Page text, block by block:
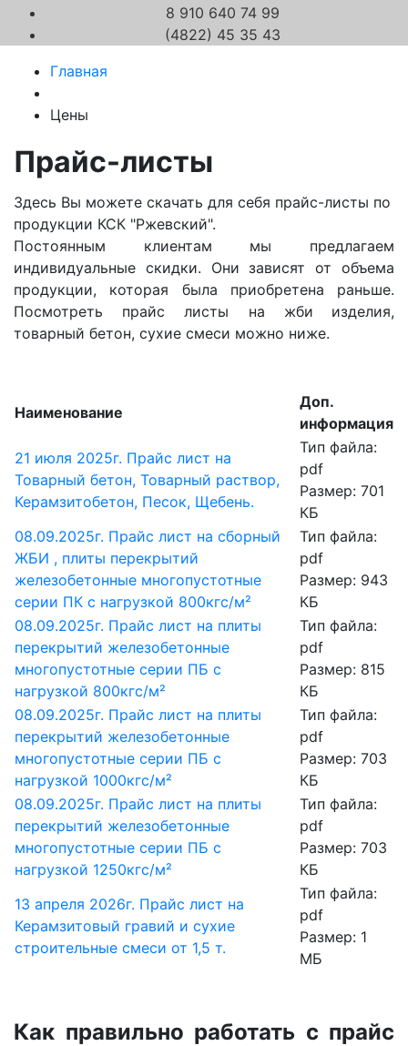
8 910 640 74 99
(4822) 45 35 43
Главная
Цены
Прайс-листы
Здесь Вы можете скачать для себя прайс-листы по
продукции КСК "Ржевский".
Постоянным клиентам мы предлагаем
индивидуальные скидки. Они зависят от объема
продукции, которая была приобретена раньше.
Посмотреть прайс листы на жби
изделия,
товарный бетон, сухие смеси можно ниже.
Наименование
Доп.
информация
21 июля 2025г. Прайс лист на
Товарный бетон, Товарный раствор,
Керамзитобетон, Песок, Щебень.
Тип файла:
pdf
Размер: 701
КБ
08.09.2025г. Прайс лист на сборный
ЖБИ , плиты перекрытий
железобетонные многопустотные
серии ПК с нагрузкой 800кгс/м²
Тип файла:
pdf
Размер: 943
КБ
08.09.2025г. Прайс лист на плиты
перекрытий железобетонные
многопустотные серии ПБ с
нагрузкой 800кгс/м²
Тип файла:
pdf
Размер: 815
КБ
08.09.2025г. Прайс лист на плиты
перекрытий железобетонные
многопустотные серии ПБ с
нагрузкой 1000кгс/м²
Тип файла:
pdf
Размер: 703
КБ
08.09.2025г. Прайс лист на плиты
перекрытий железобетонные
многопустотные серии ПБ с
нагрузкой 1250кгс/м²
Тип файла:
pdf
Размер: 703
КБ
13 апреля 2026г. Прайс лист на
Керамзитовый гравий и сухие
строительные смеси от 1,5 т.
Тип файла:
pdf
Размер: 1
МБ
Как правильно работать с прайс